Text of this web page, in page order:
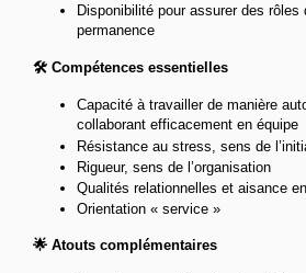
Disponibilité pour assurer des rôles
permanence
🛠️ Compétences essentielles
Capacité à travailler de manière
collaborant efficacement en équipe
Résistance au stress, sens de
Rigueur, sens de l’organisation
Qualités relationnelles et aisance
Orientation « service »
🌟 Atouts complémentaires